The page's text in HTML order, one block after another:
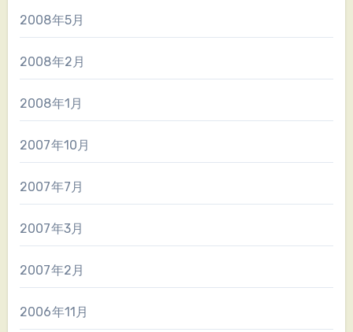
2008年5月
2008年2月
2008年1月
2007年10月
2007年7月
2007年3月
2007年2月
2006年11月